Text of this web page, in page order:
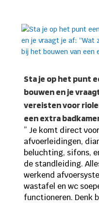
Sta je op het punt
bouwen en je
vereisten voor
een extra
” Je komt direct
afvoerleidingen,
beluchting, sifons,
de standleiding.
werkend
wastafel en wc
functioneren. Denk